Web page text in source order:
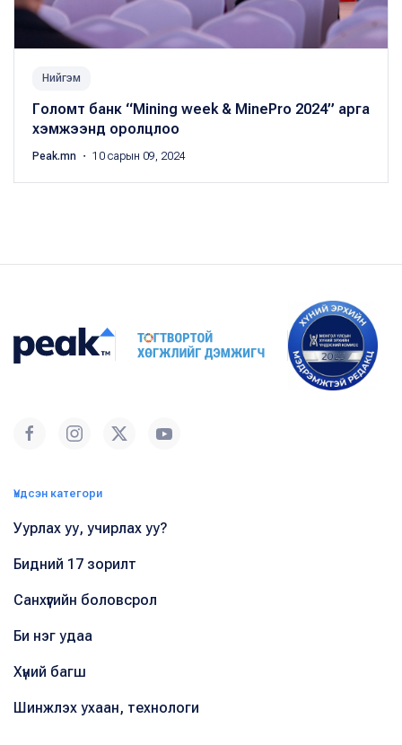
Нийгэм
Голомт банк “Mining week & MinePro 2024” арга
хэмжээнд оролцлоо
Peak.mn ・ 10 сарын 09, 2024
Үндсэн категори
Уурлах уу, учирлах уу?
Бидний 17 зорилт
Санхүүгийн боловсрол
Би нэг удаа
Хүний багш
Шинжлэх ухаан, технологи